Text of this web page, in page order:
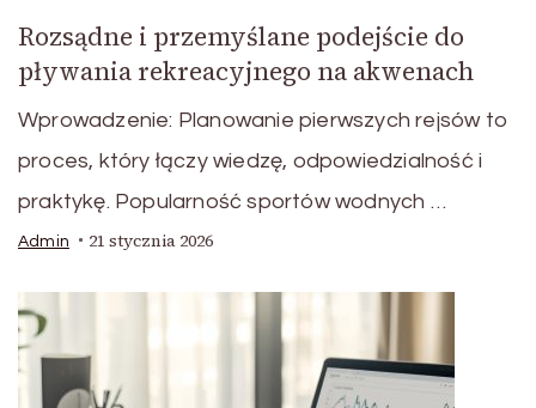
Rozsądne i przemyślane podejście do
pływania rekreacyjnego na akwenach
Wprowadzenie: Planowanie pierwszych rejsów to
proces, który łączy wiedzę, odpowiedzialność i
praktykę. Popularność sportów wodnych …
Admin 21 stycznia 2026